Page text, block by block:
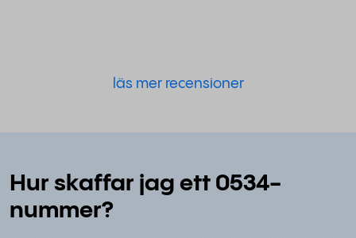
läs mer recensioner
Hur skaffar jag ett 0534-
nummer?